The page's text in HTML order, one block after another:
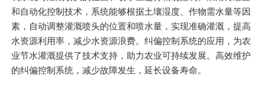
和自动化控制技术，系统能够根据土壤湿度、作物需水量等因
素，自动调整灌溉喷头的位置和喷水量，实现准确灌溉，提高
水资源利用率，减少水资源浪费。纠偏控制系统的应用，为农
业节水灌溉提供了技术支持，助力农业可持续发展。高效维护
的纠偏控制系统，减少故障发生，延长设备寿命。